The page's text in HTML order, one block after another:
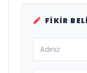
FIKIR